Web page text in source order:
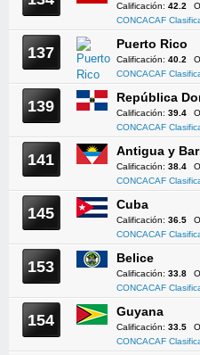
Calificación: 42.2
CONCACAF
137 Puerto Rico
Calificación: 40.2
CONCACAF
139 República
Calificación: 39.4
CONCACAF
141 Antigua y
Calificación: 38.4
CONCACAF
145 Cuba
Calificación: 36.5
CONCACAF
153 Belice
Calificación: 33.8
CONCACAF
154 Guyana
Calificación: 33.5
CONCACAF